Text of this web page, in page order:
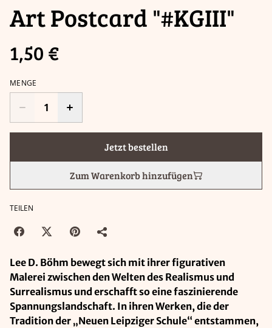
Art Postcard "#KGIII"
1,50 €
MENGE
Jetzt bestellen
Zum Warenkorb hinzufügen
TEILEN
Lee D. Böhm bewegt sich mit ihrer figurativen
Malerei zwischen den Welten des Realismus und
Surrealismus und erschafft so eine faszinierende
Spannungslandschaft. In ihren Werken, die der
Tradition der „Neuen Leipziger Schule“ entstammen,